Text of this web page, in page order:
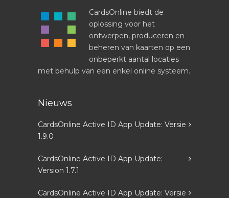
CardsOnline biedt de
oplossing voor het
ontwerpen, produceren en
beheren van kaarten op een
onbeperkt aantal locaties
met behulp van een enkel online systeem.
Nieuws
CardsOnline Active ID App Update: Versie
1.9.0
CardsOnline Active ID App Update:
Version 1.7.1
CardsOnline Active ID App Update: Versie